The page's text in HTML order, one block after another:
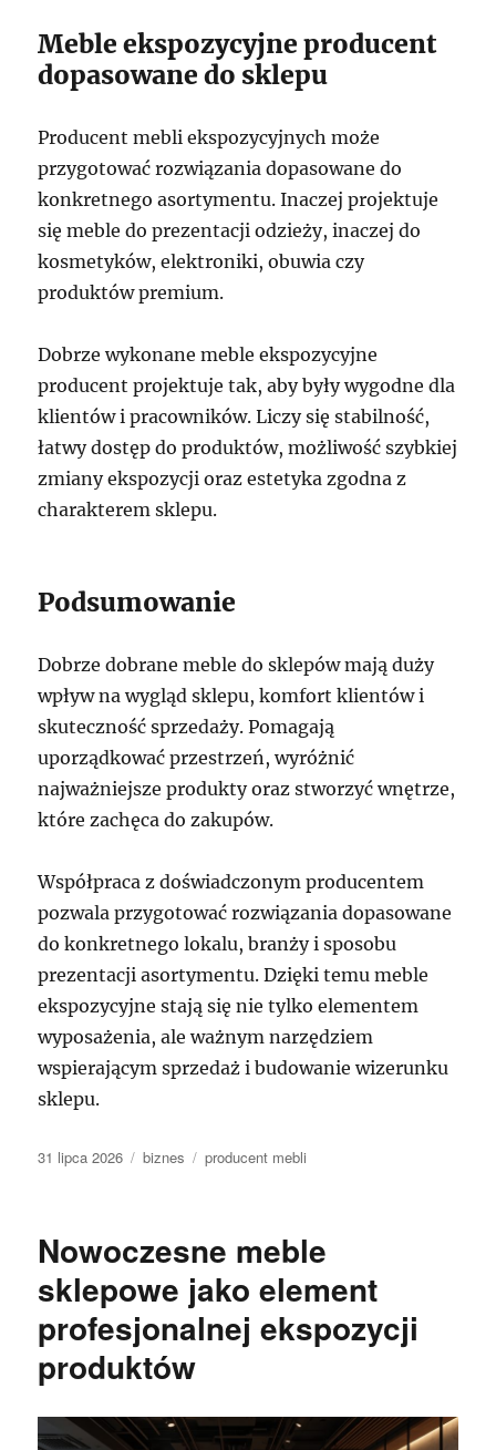
Meble ekspozycyjne producent
dopasowane do sklepu
Producent mebli ekspozycyjnych może
przygotować rozwiązania dopasowane do
konkretnego asortymentu. Inaczej projektuje
się meble do prezentacji odzieży, inaczej do
kosmetyków, elektroniki, obuwia czy
produktów premium.
Dobrze wykonane meble ekspozycyjne
producent projektuje tak, aby były wygodne dla
klientów i pracowników. Liczy się stabilność,
łatwy dostęp do produktów, możliwość szybkiej
zmiany ekspozycji oraz estetyka zgodna z
charakterem sklepu.
Podsumowanie
Dobrze dobrane meble do sklepów mają duży
wpływ na wygląd sklepu, komfort klientów i
skuteczność sprzedaży. Pomagają
uporządkować przestrzeń, wyróżnić
najważniejsze produkty oraz stworzyć wnętrze,
które zachęca do zakupów.
Współpraca z doświadczonym producentem
pozwala przygotować rozwiązania dopasowane
do konkretnego lokalu, branży i sposobu
prezentacji asortymentu. Dzięki temu meble
ekspozycyjne stają się nie tylko elementem
wyposażenia, ale ważnym narzędziem
wspierającym sprzedaż i budowanie wizerunku
sklepu.
Data
31 lipca 2026 Kategorie
biznes Tagi
producent mebli
Nowoczesne meble
sklepowe jako element
profesjonalnej ekspozycji
produktów